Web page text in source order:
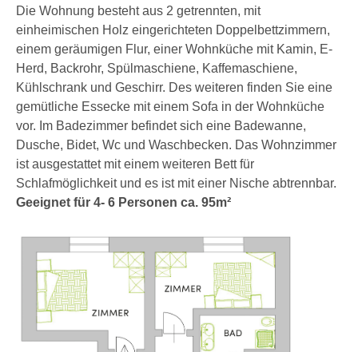
Die Wohnung besteht aus 2 getrennten, mit
einheimischen Holz eingerichteten Doppelbettzimmern,
einem geräumigen Flur, einer Wohnküche mit Kamin, E-
Herd, Backrohr, Spülmaschiene, Kaffemaschiene,
Kühlschrank und Geschirr. Des weiteren finden Sie eine
gemütliche Essecke mit einem Sofa in der Wohnküche
vor. Im Badezimmer befindet sich eine Badewanne,
Dusche, Bidet, Wc und Waschbecken. Das Wohnzimmer
ist ausgestattet mit einem weiteren Bett für
Schlafmöglichkeit und es ist mit einer Nische abtrennbar.
Geeignet für 4- 6 Personen ca. 95m²